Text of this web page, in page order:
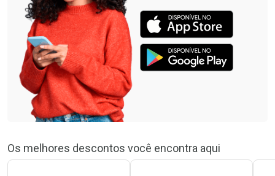
Os melhores descontos você encontra aqui